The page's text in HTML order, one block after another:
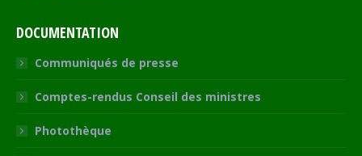
DOCUMENTATION
Communiqués de presse
Comptes-rendus Conseil des ministres
Photothèque